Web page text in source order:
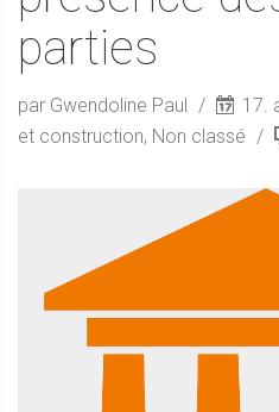
parties
par Gwendoline Paul 17.
et construction, Non classé